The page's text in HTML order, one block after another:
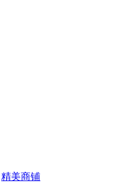
精美商铺